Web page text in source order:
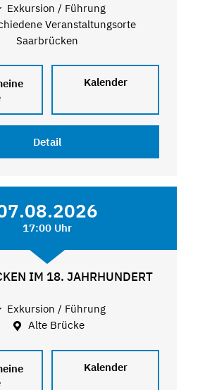
Exkursion / Führung
Veranstaltungsorte
Saarbrücken
Kalender
Detail
17:00 Uhr
IM 18. JAHRHUNDERT
Exkursion / Führung
Alte Brücke
Kalender